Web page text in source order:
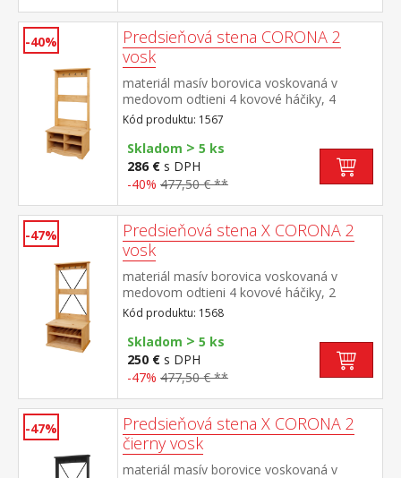
-40%
Predsieňová stena CORONA 2
vosk
materiál masív borovica voskovaná v
medovom odtieni 4 kovové háčiky, 4
otvorené police na topánky výška sedu
lavice 45 cm súčasť zostavy Corona 2
Kód produktu: 1567
Skladom > 5 ks
286 € s DPH
-40% 477,50 € **
-47%
Predsieňová stena X CORONA 2
vosk
materiál masív borovica voskovaná v
medovom odtieni 4 kovové háčiky, 2
otvorené police na topánky výška sedu
lavice 45 cm súčasť zostavy Corona 2
Kód produktu: 1568
Skladom > 5 ks
250 € s DPH
-47% 477,50 € **
-47%
Predsieňová stena X CORONA 2
čierny vosk
materiál masív borovice voskovaná v